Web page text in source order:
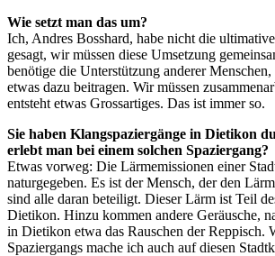
Wie setzt man das um?
Ich, Andres Bosshard, habe nicht die
gesagt, wir müssen diese Umsetzung
benötige die Unterstützung anderer
etwas dazu beitragen. Wir müssen
entsteht etwas Grossartiges. Das ist immer so.
Sie haben Klangspaziergänge in Dietikon
erlebt man bei einem solchen Spaziergang?
Etwas vorweg: Die Lärmemissionen einer
naturgegeben. Es ist der Mensch, der den
sind alle daran beteiligt. Dieser Lärm ist Teil
Dietikon. Hinzu kommen andere Geräusche,
in Dietikon etwa das Rauschen der Reppisch.
Spaziergangs mache ich auch auf diesen